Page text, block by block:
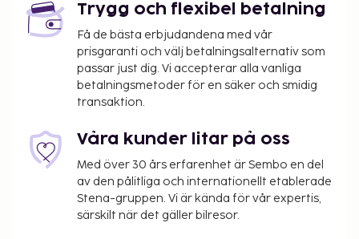
ansvar att kunna uppvisa äktenskapsbevis om
så krävs av boendet.
Ett barn, 6 år eller yngre, bor gratis i förälders
eller vårdnadshavares rum om inga extrasängar
används.
Endast registrerade gäster är tillåtna på
boendets rum.
Trygg och flexibel betalning
Få de bästa erbjudandena med vår
prisgaranti och välj betalningsalternativ som
passar just dig. Vi accepterar alla vanliga
betalningsmetoder för en säker och smidig
transaktion.
Våra kunder litar på oss
Med över 30 års erfarenhet är Sembo en del
av den pålitliga och internationellt etablerade
Stena-gruppen. Vi är kända för vår expertis,
särskilt när det gäller bilresor.